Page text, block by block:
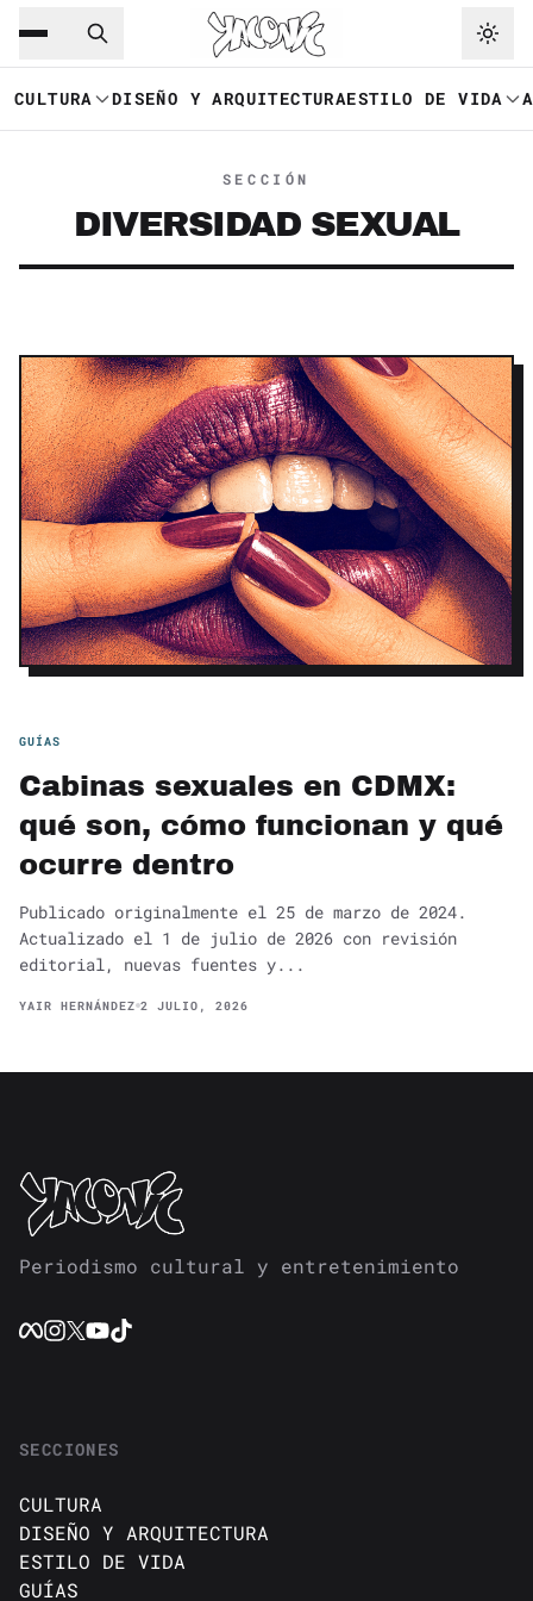
Saltar al contenido principal
CULTURA DISEÑO Y ARQUITECTURAESTILO DE VIDA
SECCIÓN
DIVERSIDAD SEXUAL
GUÍAS
Cabinas sexuales en CDMX:
qué son, cómo funcionan y qué
ocurre dentro
Publicado originalmente el 25 de marzo de 2024.
Actualizado el 1 de julio de 2026 con revisión
editorial, nuevas fuentes y...
YAIR HERNÁNDEZ 2 JULIO, 2026
Periodismo cultural y entretenimiento
SECCIONES
CULTURA
DISEÑO Y ARQUITECTURA
ESTILO DE VIDA
GUÍAS